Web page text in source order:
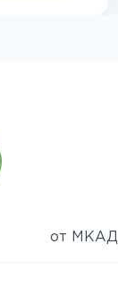
от МКАД